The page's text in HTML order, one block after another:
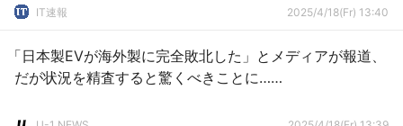
IT速報 2025/4/18(Fr) 13:40
「日本製EVが海外製に完全敗北した」とメディアが報道、
だが状況を精査すると驚くべきことに……